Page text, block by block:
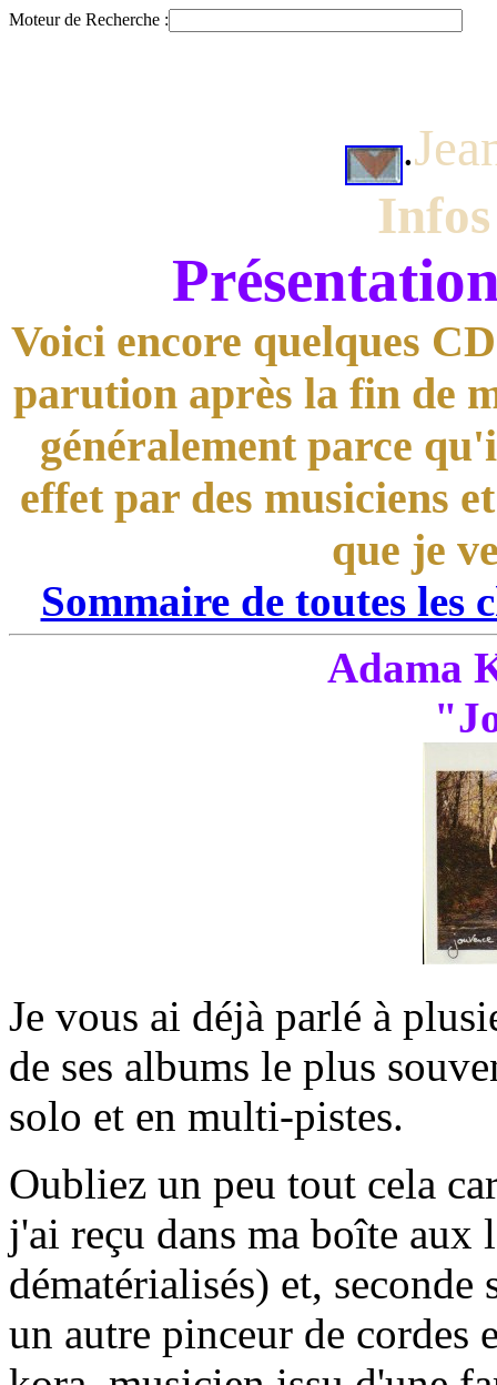
Moteur de Recherche :
.
Voici encore quelques
parution après la fin de
généralement parce
effet par des musiciens
que je
Sommaire de toutes les
Adama
Je vous ai déjà parlé à
de ses albums le plus
solo et en multi-pistes.
Oubliez un peu tout cela
j'ai reçu dans ma boîte aux
dématérialisés) et,
un autre pinceur de cordes